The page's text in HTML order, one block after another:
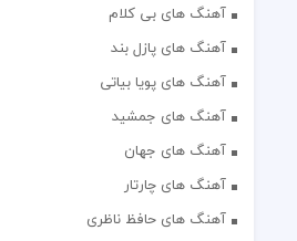
آهنگ های بی کلام
آهنگ های پازل بند
آهنگ های پویا بیاتی
آهنگ های جمشید
آهنگ های جهان
آهنگ های چارتار
آهنگ های حافظ ناظری